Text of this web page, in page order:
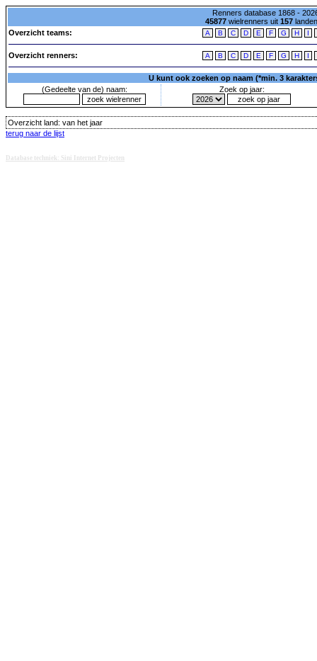
Renners database 1868 -
45877wielrenners uit 157
Overzicht teams:
A B C D E F G H I
Overzicht renners: A B C D E F G H I
U kunt ook zoeken op naam (*min. 3
(Gedeelte van de) naam:
Zoek op jaar:
Overzicht land: van het jaar
terug naar de lijst
Database techniek: Sini Internet Projecten